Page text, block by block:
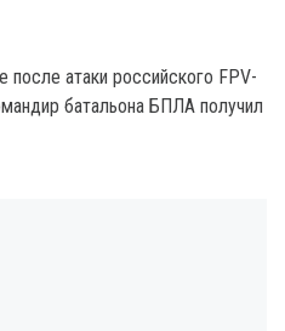
после атаки российского FPV-
батальона БПЛА получил